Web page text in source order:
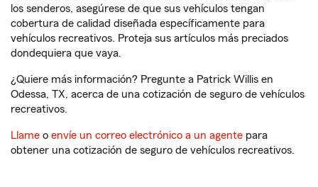
los senderos, asegúrese de que sus vehículos tengan
cobertura de calidad diseñada específicamente para
vehículos recreativos. Proteja sus artículos más preciados
dondequiera que vaya.
¿Quiere más información? Pregunte a Patrick Willis en
Odessa, TX, acerca de una cotización de seguro de vehículos
recreativos.
Llame o envíe un correo electrónico a un agente para
obtener una cotización de seguro de vehículos recreativos.